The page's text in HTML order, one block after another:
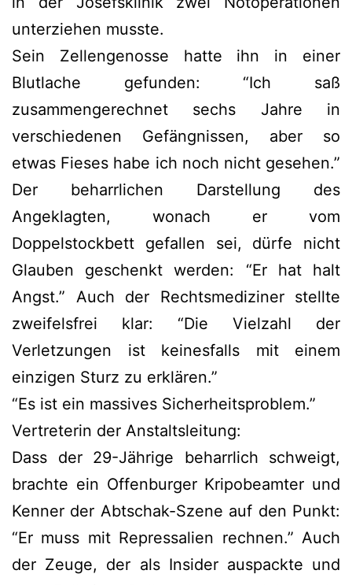
unterziehen musste.
Sein Zellengenosse hatte ihn in einer
Blutlache gefunden: “Ich saß
zusammengerechnet sechs Jahre in
verschiedenen Gefängnissen, aber so
etwas Fieses habe ich noch nicht gesehen.”
Der beharrlichen Darstellung des
Angeklagten, wonach er vom
Doppelstockbett gefallen sei, dürfe nicht
Glauben geschenkt werden: “Er hat halt
Angst.” Auch der Rechtsmediziner stellte
zweifelsfrei klar: “Die Vielzahl der
Verletzungen ist keinesfalls mit einem
einzigen Sturz zu erklären.”
“Es ist ein massives Sicherheitsproblem.”
Vertreterin der Anstaltsleitung:
Dass der 29-Jährige beharrlich schweigt,
brachte ein Offenburger Kripobeamter und
Kenner der Abtschak-Szene auf den Punkt:
“Er muss mit Repressalien rechnen.” Auch
der Zeuge, der als Insider auspackte und